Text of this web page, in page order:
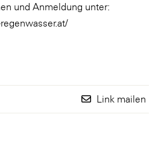
und Anmeldung unter:
Link mailen